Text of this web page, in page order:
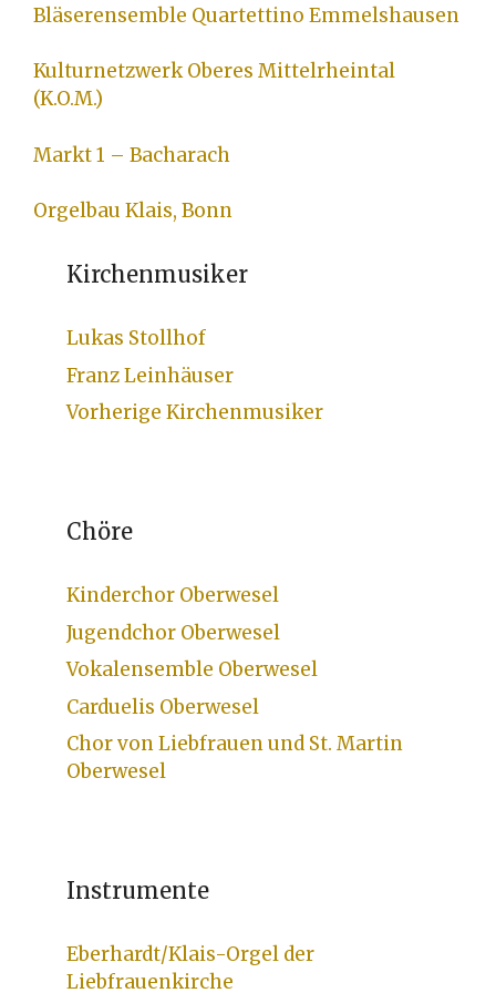
Bläserensemble Quartettino Emmelshausen
Kulturnetzwerk Oberes Mittelrheintal
(K.O.M.)
Markt 1 – Bacharach
Orgelbau Klais, Bonn
Kirchenmusiker
Lukas Stollhof
Franz Leinhäuser
Vorherige Kirchenmusiker
Chöre
Kinderchor Oberwesel
Jugendchor Oberwesel
Vokalensemble Oberwesel
Carduelis Oberwesel
Chor von Liebfrauen und St. Martin
Oberwesel
Instrumente
Eberhardt/Klais-Orgel der
Liebfrauenkirche